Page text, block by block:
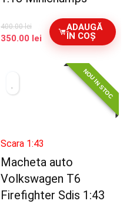
400.00lei
Prețul
350.00 lei Prețul
350.00 lei.
ADAUGĂ
ÎN COȘ
NOU IN STOC
Scara 1:43
Macheta auto
Volkswagen T6
Firefighter Sdis 1:43